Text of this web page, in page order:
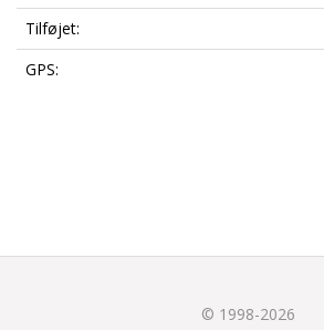
Tilføjet:
GPS:
© 1998-2026